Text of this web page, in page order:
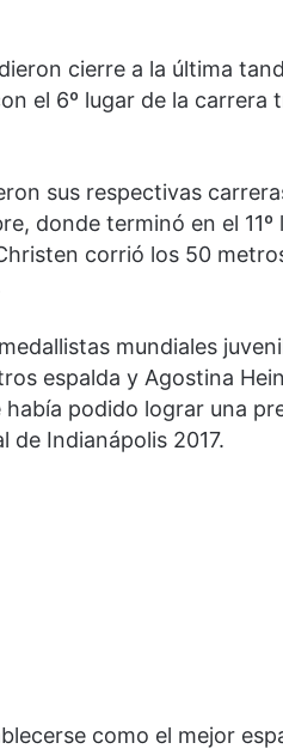
cierre a la última
el 6º lugar de la carrera
sus respectivas
donde terminó en el 11º
corrió los 50
mundiales
espalda y Agostina
podido lograr una
de Indianápolis 2017.
como el mejor